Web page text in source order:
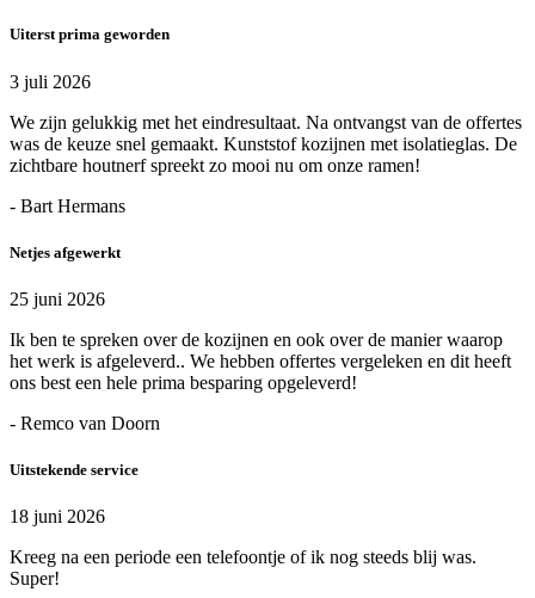
Uiterst prima geworden
3 juli 2026
We zijn gelukkig met het eindresultaat. Na ontvangst van de offertes
was de keuze snel gemaakt. Kunststof kozijnen met isolatieglas. De
zichtbare houtnerf spreekt zo mooi nu om onze ramen!
- Bart Hermans
Netjes afgewerkt
25 juni 2026
Ik ben te spreken over de kozijnen en ook over de manier waarop
het werk is afgeleverd.. We hebben offertes vergeleken en dit heeft
ons best een hele prima besparing opgeleverd!
- Remco van Doorn
Uitstekende service
18 juni 2026
Kreeg na een periode een telefoontje of ik nog steeds blij was.
Super!